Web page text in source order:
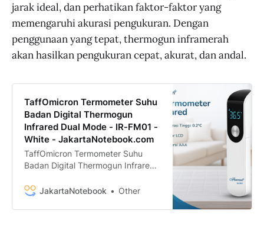
jarak ideal, dan perhatikan faktor-faktor yang
memengaruhi akurasi pengukuran. Dengan
penggunaan yang tepat, thermogun inframerah
akan hasilkan pengukuran cepat, akurat, dan andal.
TaffOmicron Termometer Suhu
Badan Digital Thermogun
Infrared Dual Mode - IR-FM01 -
White - JakartaNotebook.com
TaffOmicron Termometer Suhu
Badan Digital Thermogun Infrared
Dapatkan dengan mudah
Badan Digital Thermogun Infrared
JakartaNotebook Other